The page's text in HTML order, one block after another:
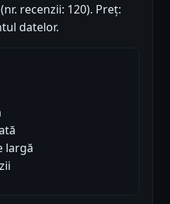
recenzii: 120). Preț:
datelor.
largă